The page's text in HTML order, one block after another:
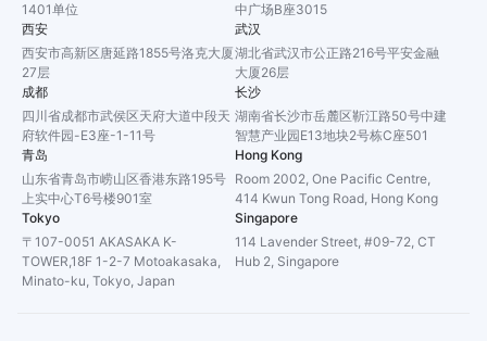
1401单位
中广场B座3015
西安
西安市高新区唐延路1855号洛克大厦
27层
武汉
湖北省武汉市公正路216号平安金融
大厦26层
成都
四川省成都市武侯区天府大道中段天
府软件园-E3座-1-11号
长沙
湖南省长沙市岳麓区靳江路50号中建
智慧产业园E13地块2号栋C座501
青岛
山东省青岛市崂山区香港东路195号
上实中心T6号楼901室
Hong Kong
Room 2002, One Pacific Centre,
414 Kwun Tong Road, Hong Kong
Tokyo
〒107-0051 AKASAKA K-
TOWER,18F 1-2-7 Motoakasaka,
Minato-ku, Tokyo, Japan
Singapore
114 Lavender Street, #09-72, CT
Hub 2, Singapore